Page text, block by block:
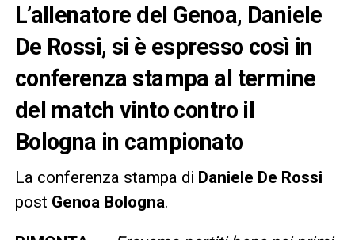
L’allenatore del Genoa, Daniele
De Rossi, si è espresso così in
conferenza stampa al termine
del match vinto contro il
Bologna in campionato
La conferenza stampa di Daniele De Rossi
post Genoa Bologna.